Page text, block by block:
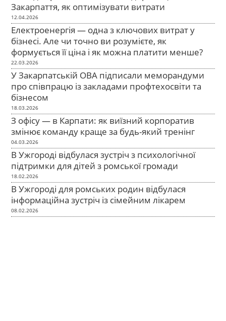
Закарпаття, як оптимізувати витрати
12.04.2026
Електроенергія — одна з ключових витрат у
бізнесі. Але чи точно ви розумієте, як
формується її ціна і як можна платити менше?
22.03.2026
У Закарпатській ОВА підписали меморандуми
про співпрацю із закладами профтехосвіти та
бізнесом
18.03.2026
З офісу — в Карпати: як виїзний корпоратив
змінює команду краще за будь-який тренінг
04.03.2026
В Ужгороді відбулася зустріч з психологічної
підтримки для дітей з ромської громади
18.02.2026
В Ужгороді для ромських родин відбулася
інформаційна зустріч із сімейним лікарем
08.02.2026